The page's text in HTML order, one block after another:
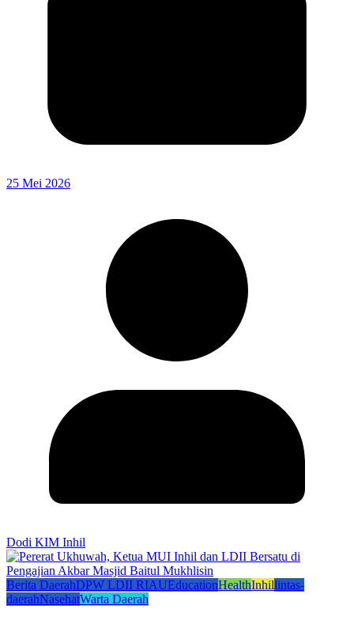
25 Mei 2026
Dodi KIM Inhil
Berita DaerahDPW LDII RIAUEducationHealthInhillintas-
daerahNasehatWarta Daerah